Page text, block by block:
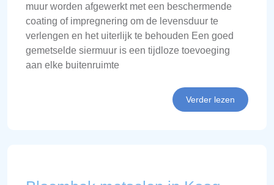
muur worden afgewerkt met een beschermende
coating of impregnering om de levensduur te
verlengen en het uiterlijk te behouden Een goed
gemetselde siermuur is een tijdloze toevoeging
aan elke buitenruimte
Verder lezen